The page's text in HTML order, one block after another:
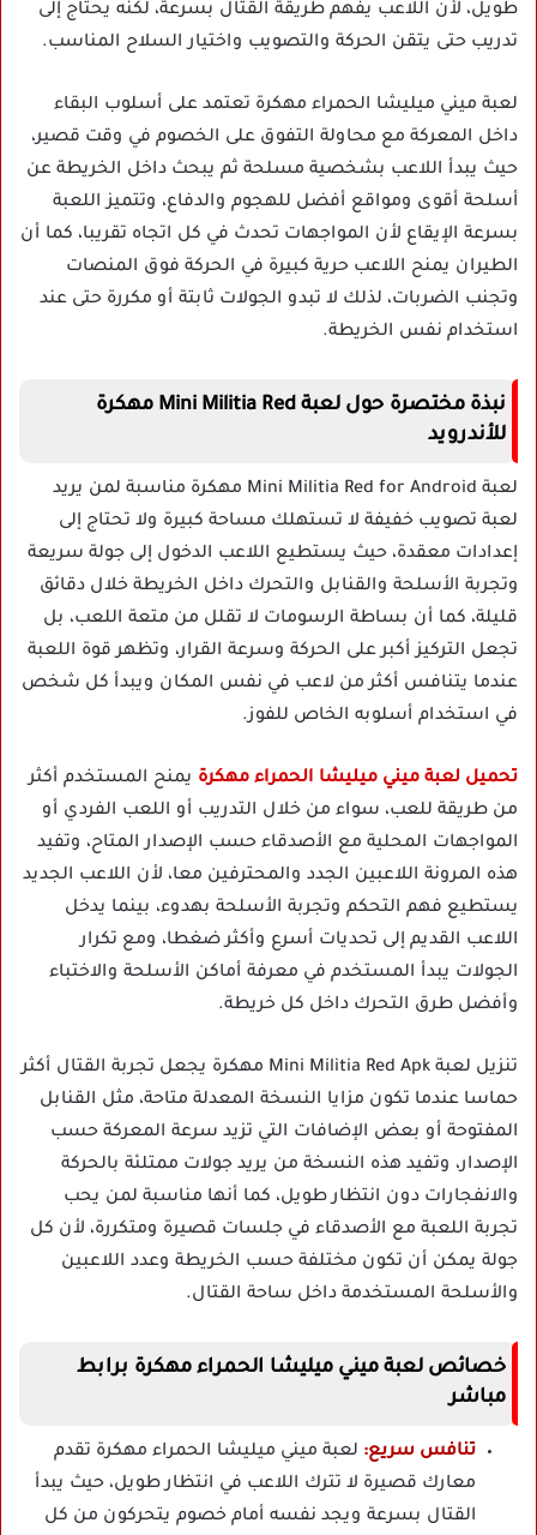
طويل، لأن اللاعب يفهم طريقة القتال بسرعة، لكنه يحتاج إلى
تدريب حتى يتقن الحركة والتصويب واختيار السلاح المناسب.
لعبة ميني ميليشا الحمراء مهكرة تعتمد على أسلوب البقاء
داخل المعركة مع محاولة التفوق على الخصوم في وقت قصير،
حيث يبدأ اللاعب بشخصية مسلحة ثم يبحث داخل الخريطة عن
أسلحة أقوى ومواقع أفضل للهجوم والدفاع، وتتميز اللعبة
بسرعة الإيقاع لأن المواجهات تحدث في كل اتجاه تقريبا، كما أن
الطيران يمنح اللاعب حرية كبيرة في الحركة فوق المنصات
وتجنب الضربات، لذلك لا تبدو الجولات ثابتة أو مكررة حتى عند
استخدام نفس الخريطة.
نبذة مختصرة حول لعبة Mini Militia Red مهكرة
للأندرويد
لعبة Mini Militia Red for Android مهكرة مناسبة لمن يريد
لعبة تصويب خفيفة لا تستهلك مساحة كبيرة ولا تحتاج إلى
إعدادات معقدة، حيث يستطيع اللاعب الدخول إلى جولة سريعة
وتجربة الأسلحة والقنابل والتحرك داخل الخريطة خلال دقائق
قليلة، كما أن بساطة الرسومات لا تقلل من متعة اللعب، بل
تجعل التركيز أكبر على الحركة وسرعة القرار، وتظهر قوة اللعبة
عندما يتنافس أكثر من لاعب في نفس المكان ويبدأ كل شخص
في استخدام أسلوبه الخاص للفوز.
تحميل لعبة ميني ميليشا الحمراء مهكرة يمنح المستخدم أكثر
من طريقة للعب، سواء من خلال التدريب أو اللعب الفردي أو
المواجهات المحلية مع الأصدقاء حسب الإصدار المتاح، وتفيد
هذه المرونة اللاعبين الجدد والمحترفين معا، لأن اللاعب الجديد
يستطيع فهم التحكم وتجربة الأسلحة بهدوء، بينما يدخل
اللاعب القديم إلى تحديات أسرع وأكثر ضغطا، ومع تكرار
الجولات يبدأ المستخدم في معرفة أماكن الأسلحة والاختباء
وأفضل طرق التحرك داخل كل خريطة.
تنزيل لعبة Mini Militia Red Apk مهكرة يجعل تجربة القتال أكثر
حماسا عندما تكون مزايا النسخة المعدلة متاحة، مثل القنابل
المفتوحة أو بعض الإضافات التي تزيد سرعة المعركة حسب
الإصدار، وتفيد هذه النسخة من يريد جولات ممتلئة بالحركة
والانفجارات دون انتظار طويل، كما أنها مناسبة لمن يحب
تجربة اللعبة مع الأصدقاء في جلسات قصيرة ومتكررة، لأن كل
جولة يمكن أن تكون مختلفة حسب الخريطة وعدد اللاعبين
والأسلحة المستخدمة داخل ساحة القتال.
خصائص لعبة ميني ميليشا الحمراء مهكرة برابط
مباشر
تنافس سريع: لعبة ميني ميليشا الحمراء مهكرة تقدم
معارك قصيرة لا تترك اللاعب في انتظار طويل، حيث يبدأ
القتال بسرعة ويجد نفسه أمام خصوم يتحركون من كل